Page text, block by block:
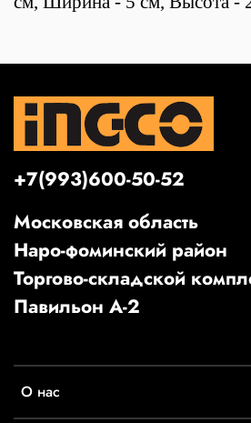
О нас
+7(993)600-50-52
Московская область
Наро-фоминский район
Торгово-складской
Павильон А-2